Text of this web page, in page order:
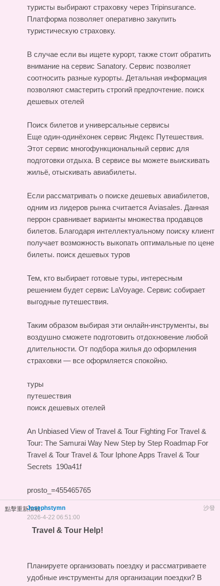
туристы выбирают страховку через Tripinsurance.
Платформа позволяет оперативно закупить
туристическую страховку.
В случае если вы ищете курорт, также стоит обратить
внимание на сервис Sanatory. Сервис позволяет
соотносить разные курорты. Детальная информация
позволяют смастерить строгий предпочтение. поиск
дешевых отелей
Поиск билетов и универсальные сервисы
Еще один-одинёхонек сервис Яндекс Путешествия.
Этот сервис многофункциональный сервис для
подготовки отдыха. В сервисе вы можете выискивать
жильё, отыскивать авиабилеты.
Если рассматривать о поиске дешевых авиабилетов,
одним из лидеров рынка считается Aviasales. Данная
перрон сравнивает варианты множества продавцов
билетов. Благодаря интеллектуальному поиску клиент
получает возможность выкопать оптимальные по цене
билеты. поиск дешевых туров
Тем, кто выбирает готовые туры, интересным
решением будет сервис LaVoyage. Сервис собирает
выгодные путешествия.
Таким образом выбирая эти онлайн-инструменты, вы
воздушно сможете подготовить отдохновение любой
длительности. От подбора жилья до оформления
страховки — все оформляется спокойно.
туры
путешествия
поиск дешевых отелей
An Unbiased View of Travel & Tour Fighting For Travel &
Tour: The Samurai Way New Step by Step Roadmap For
Travel & Tour Travel & Tour Iphone Apps Travel & Tour
Secrets 190a41f
prosto_=455465765
點擊重新加載 沙發
Josephstymn
2026-4-22 06:51:00
Travel & Tour Help!
Планируете организовать поездку и рассматриваете
удобные инструменты для организации поездки? В